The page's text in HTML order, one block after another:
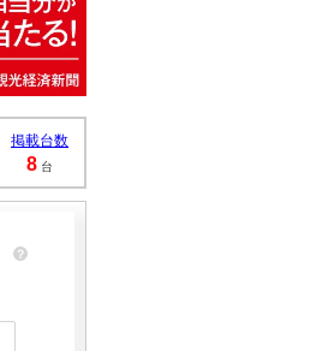
掲載台数
8 台
？